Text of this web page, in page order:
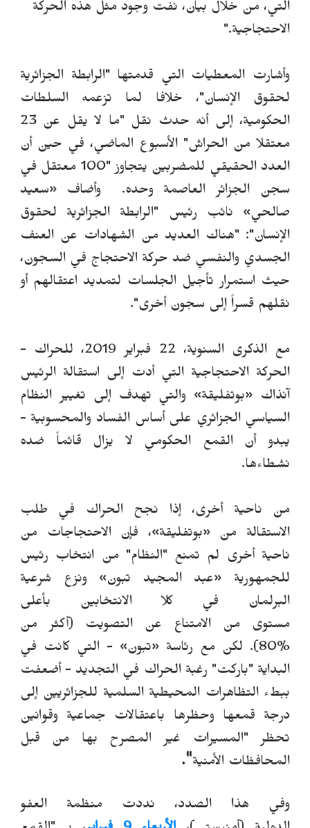
التي،من خلال بيان، نفت وجود مثل هذه الحركة
الاحتجاجية."
وأشارت المعطيات التي قدمتها "الرابطة الجزائرية
لحقوق الإنسان"، خلافا لما تزعمه السلطات
الحكومية، إلى أنه حدث نقل "ما لا يقل عن 23
معتقلا من الحراش" الأسبوع الماضي، في حين أن
العدد الحقيقي للمضربين يتجاوز "100 معتقل في
سجن الجزائر العاصمة وحده. وأضاف«سعيد
صالحي» نائب رئيس "الرابطة الجزائرية لحقوق
الإنسان": "هناك العديد من الشهادات عن العنف
الجسدي والنفسي ضد حركة الاحتجاج في السجون،
حيث استمرار تأجيل الجلسات لتمديد اعتقالهم أو
نقلهم قسراً إلى سجون أخرى".
مع الذكرى السنوية، 22 فبراير 2019، للحراك -
الحركة الاحتجاجية التي أدت إلى استقالة الرئيس
آنذاك «بوتفليقة» والتي تهدف إلى تغيير النظام
السياسي الجزائري على أساس الفساد والمحسوبية -
يبدو أن القمع الحكومي لا يزال قائماً ضده
نشطاءها.
من ناحية أخرى، إذا نجح الحراك في طلب
الاستقالة من«بوتفليقة»، فإن الاحتجاجات من
ناحية أخرى لم تمنع "النظام" من انتخاب رئيس
للجمهورية «عبد المجيد تبون» ونزع شرعية
البرلمان في كلا الانتخابين بأعلى
مستوى من الامتناع عن التصويت (أكثر من
%80).
لكن مع رئاسة «تبون» - التي كانت في
البداية "باركت" رغبة الحراك في التجديد - أضعفت
ببطء التظاهرات المحيطية السلمية للجزائريين إلى
درجة قمعها وحظرها باعتقالات جماعية وقوانين
تحظر "المسيرات غير المصرح بها من قبل
المحافظات الأمنية".
وفي هذا الصدد، نددت منظمة العفو